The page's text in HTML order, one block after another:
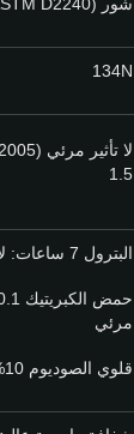
134N
1.5
البترول 7 ساعات: لا تأثير مرئي
مرئي
قلوي الصوديوم 10% 24 ساعة: لا تأثير مرئي